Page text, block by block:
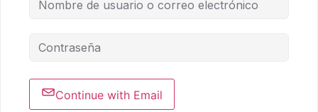
Continue with Email